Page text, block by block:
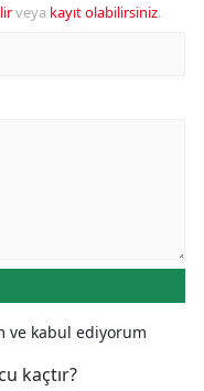
veya kayıt olabilirsiniz.
ve kabul ediyorum
kaçtır?